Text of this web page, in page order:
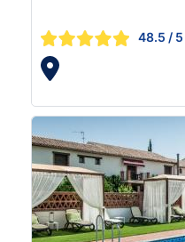
48.5 / 5